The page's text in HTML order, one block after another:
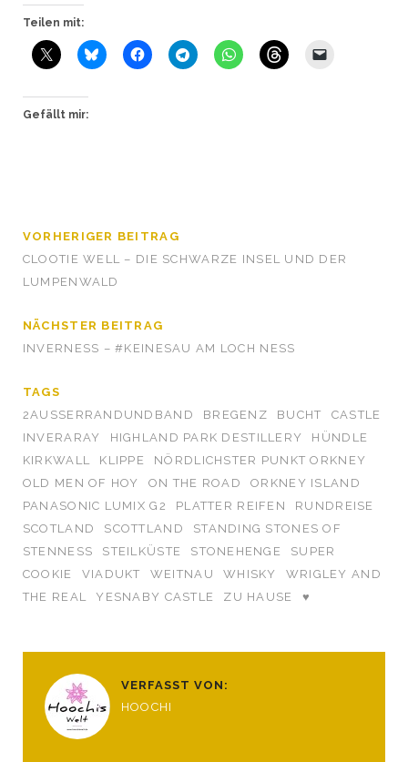
Teilen mit:
Gefällt mir:
VORHERIGER BEITRAG
CLOOTIE WELL – DIE SCHWARZE INSEL UND DER
LUMPENWALD
NÄCHSTER BEITRAG
INVERNESS – #KEINESAU AM LOCH NESS
TAGS
2AUSSERRANDUNDBAND
BREGENZ BUCHT
CASTLE
INVERARAY
HIGHLAND PARK DESTILLERY
HÜNDLE
KIRKWALL
KLIPPE
NÖRDLICHSTER PUNKT ORKNEY
OLD MEN OF HOY
ON THE ROAD
ORKNEY ISLAND
PANASONIC LUMIX G2
PLATTER REIFEN
RUNDREISE
SCOTLAND
SCOTTLAND
STANDING STONES OF
STENNESS
STEILKÜSTE STONEHENGE
SUPER
COOKIE
VIADUKT WEITNAU WHISKY
WRIGLEY AND
THE REAL
YESNABY CASTLE ZU HAUSE ♥
VERFASST VON:
HOOCHI